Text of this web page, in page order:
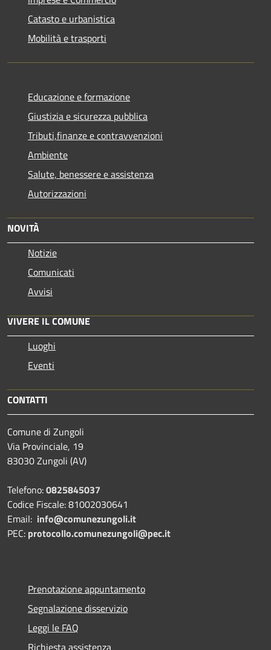
Catasto e urbanistica
Mobilità e trasporti
Educazione e formazione
Giustizia e sicurezza pubblica
Tributi,finanze e contravvenzioni
Ambiente
Salute, benessere e assistenza
Autorizzazioni
NOVITÀ
Notizie
Comunicati
Avvisi
VIVERE IL COMUNE
Luoghi
Eventi
CONTATTI
Comune di Zungoli
Via Provinciale, 19
83030 Zungoli (AV)
Telefono:0825845037
Codice Fiscale: 81002030641
Email: info@comunezungoli.it
PEC: protocollo.comunezungoli@pec.it
Prenotazione appuntamento
Segnalazione disservizio
Leggi le FAQ
Richiesta assistenza